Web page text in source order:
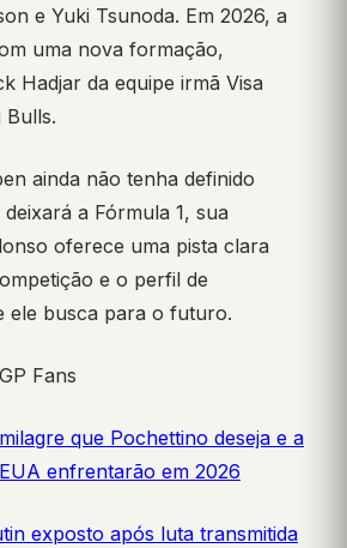
e Yuki Tsunoda. Em 2026, a
uma nova formação,
Hadjar da equipe irmã Visa
Bulls.
ainda não tenha definido
a Fórmula 1, sua
oferece uma pista clara
e o perfil de
ele busca para o futuro.
Fans
que Pochettino deseja e a
enfrentarão em 2026
exposto após luta transmitida